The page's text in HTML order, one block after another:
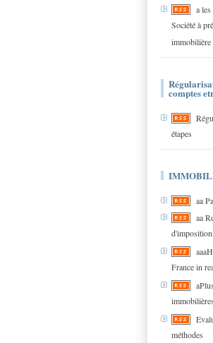
a
Société à
immobilière
comptes
étapes
aa
aa
d'imposition
France in
méthodes